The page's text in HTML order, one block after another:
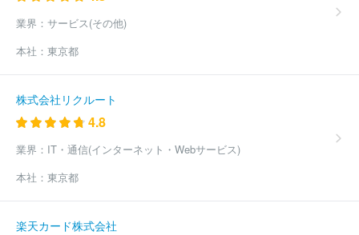
山制作センター
株式会社レッツ
都市圏販売株式会社
ほか(281件)
業界： サービス(その他)
本社： 東京都
株式会社リクルート
4.8
業界： IT・通信(インターネット・Webサービス)
本社： 東京都
楽天カード株式会社